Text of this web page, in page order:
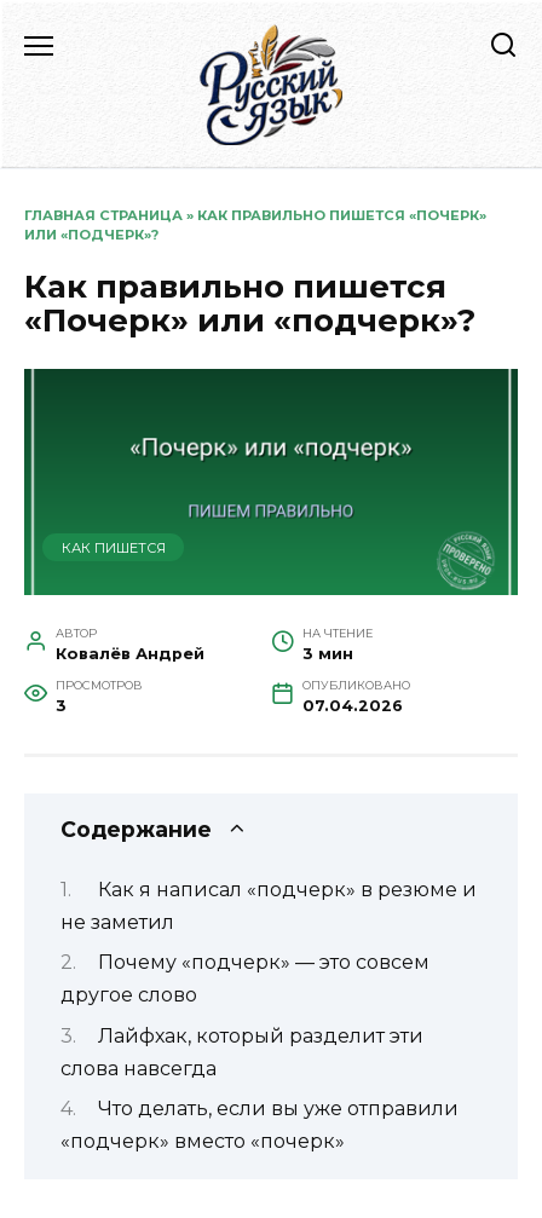
содержанию
ГЛАВНАЯ СТРАНИЦА » КАК ПРАВИЛЬНО ПИШЕТСЯ «ПОЧЕРК»
ИЛИ «ПОДЧЕРК»?
Как правильно пишется
«Почерк» или «подчерк»?
КАК ПИШЕТСЯ
АВТОР
Ковалёв Андрей
НА ЧТЕНИЕ
3 мин
ПРОСМОТРОВ
3
ОПУБЛИКОВАНО
07.04.2026
Содержание
Как я написал «подчерк» в резюме и
не заметил
Почему «подчерк» — это совсем
другое слово
Лайфхак, который разделит эти
слова навсегда
Что делать, если вы уже отправили
«подчерк» вместо «почерк»